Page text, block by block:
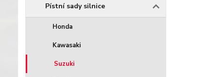
Pístní sady silnice
Honda
Kawasaki
Suzuki